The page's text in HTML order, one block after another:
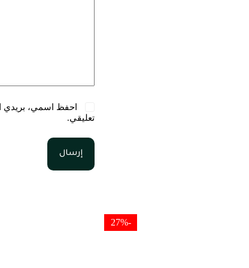
احفظ اسمي، بريدي
تعليقي.
إرسال
-27%